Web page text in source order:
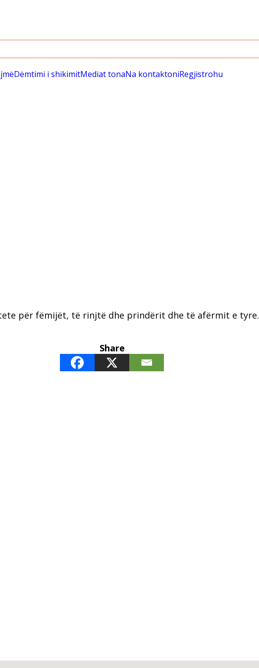
Dëmtimi i shikimitMediat tonaNa kontaktoniRegjistrohu
për fëmijët, të rinjtë dhe prindërit dhe të afërmit e tyre.
Share